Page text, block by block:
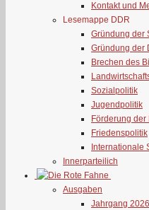
Kontakt und
Lesemappe DDR
Gründung der
Gründung der
Brechen des
Sozialpolitik
Jugendpolitik
Förderung
Friedenspolitik
Internationale
Innerparteilich
Ausgaben
Jahrgang 2026